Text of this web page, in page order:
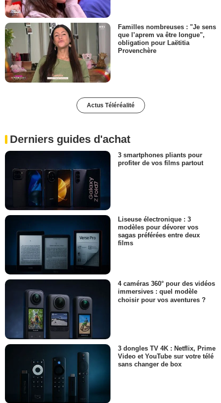
Familles nombreuses : "Je sens
que l’aprem va être longue",
obligation pour Laëtitia
Provenchère
Actus Téléréalité
Derniers guides d'achat
3 smartphones pliants pour
profiter de vos films partout
Liseuse électronique : 3
modèles pour dévorer vos
sagas préférées entre deux
films
4 caméras 360° pour des vidéos
immersives : quel modèle
choisir pour vos aventures ?
3 dongles TV 4K : Netflix, Prime
Video et YouTube sur votre télé
sans changer de box